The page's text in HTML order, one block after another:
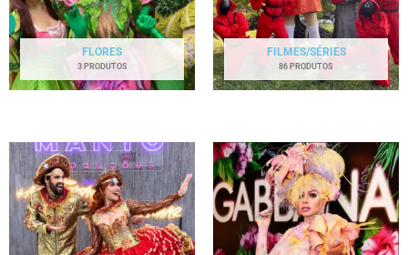
FLORES
3 PRODUTOS
FILMES/SÉRIES
86 PRODUTOS